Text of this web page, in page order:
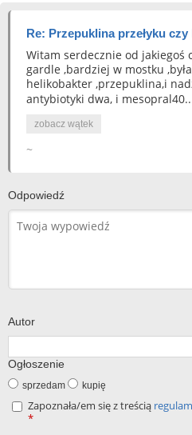
Re: Przepuklina przełyku
Witam serdecznie od jakiegoś
gardle ,bardziej w mostku
helikobakter ,przepuklina,i
antybiotyki dwa, i
zobacz wątek
~
Odpowiedź
Autor
Ogłoszenie
sprzedam kupię
Zapoznała/em się z treścią
*